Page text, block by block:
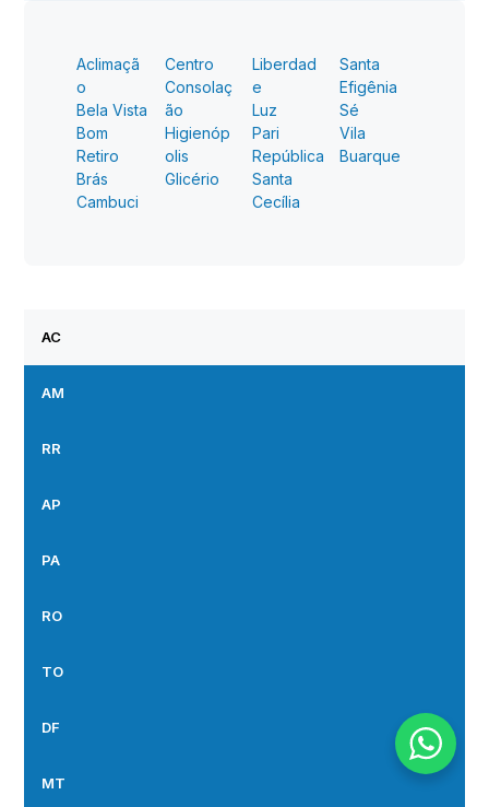
Aclimaçã
o
Bela Vista
Bom
Retiro
Brás
Cambuci
Centro
Consolaç
ão
Higienóp
olis
Glicério
Liberdad
e
Luz
Pari
República
Santa
Cecília
Santa
Efigênia
Sé
Vila
Buarque
AC
AM
RR
AP
PA
RO
TO
DF
MT